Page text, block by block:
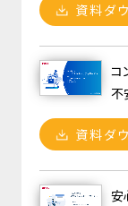
資料ダ
コ
不
資料ダ
安